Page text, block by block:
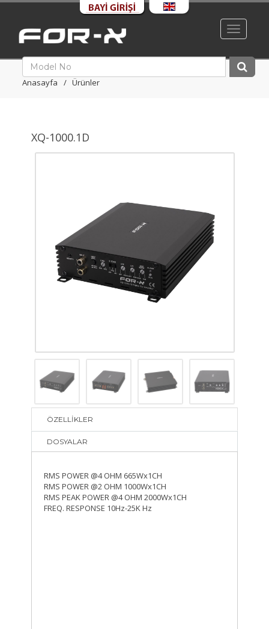
Toggle
Anasayfa Ürünler
XQ-1000.1D
ÖZELLİKLER
DOSYALAR
RMS POWER @4 OHM 665Wx1CH
RMS POWER @2 OHM 1000Wx1CH
RMS PEAK POWER @4 OHM 2000Wx1CH
FREQ. RESPONSE 10Hz-25K Hz